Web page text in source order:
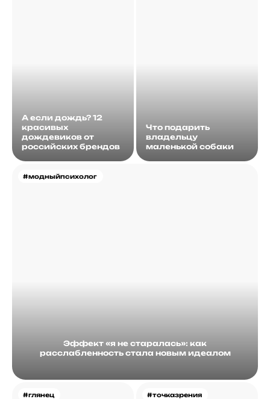
А если дождь? 12
красивых
дождевиков от
российских брендов
#модныйпсихолог
Эффект «я не старалась»: как
расслабленность стала новым идеалом
Что подарить
владельцу
маленькой собаки
#глянец #точказрения